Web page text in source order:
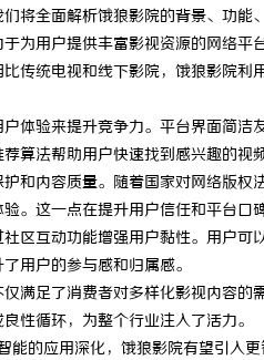
将全面解析饿狼影院的背景、功能
为用户提供丰富影视资源的网络
传统电视和线下影院，饿狼影院
体验来提升竞争力。平台界面简
算法帮助用户快速找到感兴趣的视
和内容质量。随着国家对网络版
。这一点在提升用户信任和平台口
区互动功能增强用户黏性。用户
用户的参与感和归属感。
满足了消费者对多样化影视内容
性循环，为整个行业注入了活力。
能的应用深化，饿狼影院有望引入